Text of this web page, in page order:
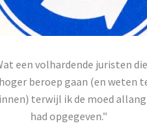
een volhardende juristen die
beroep gaan (en weten
terwijl ik de moed allang
had opgegeven."